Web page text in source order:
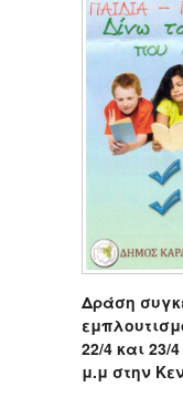
Δράση
22/4 και 23/
μ.μ στην